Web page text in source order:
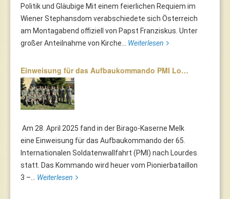
Politik und Gläubige Mit einem feierlichen Requiem im
Wiener Stephansdom verabschiedete sich Österreich
am Montagabend offiziell von Papst Franziskus. Unter
großer Anteilnahme von Kirche... Weiterlesen
Einweisung für das Aufbaukommando PMI Lo…
Am 28. April 2025 fand in der Birago-Kaserne Melk
eine Einweisung für das Aufbaukommando der 65.
Internationalen Soldatenwallfahrt (PMI) nach Lourdes
statt. Das Kommando wird heuer vom Pionierbataillon
3 –... Weiterlesen